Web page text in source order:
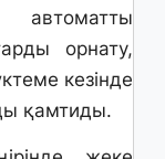
орнату,
кезінде
қамтиды.